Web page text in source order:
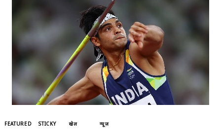
FEATURED STICKY खेल न्यूज़